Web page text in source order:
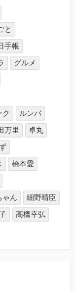
と
手帳
グルメ
ク
ルンバ
万里
卓丸
橋本愛
ゃん
細野晴臣
高橋幸弘